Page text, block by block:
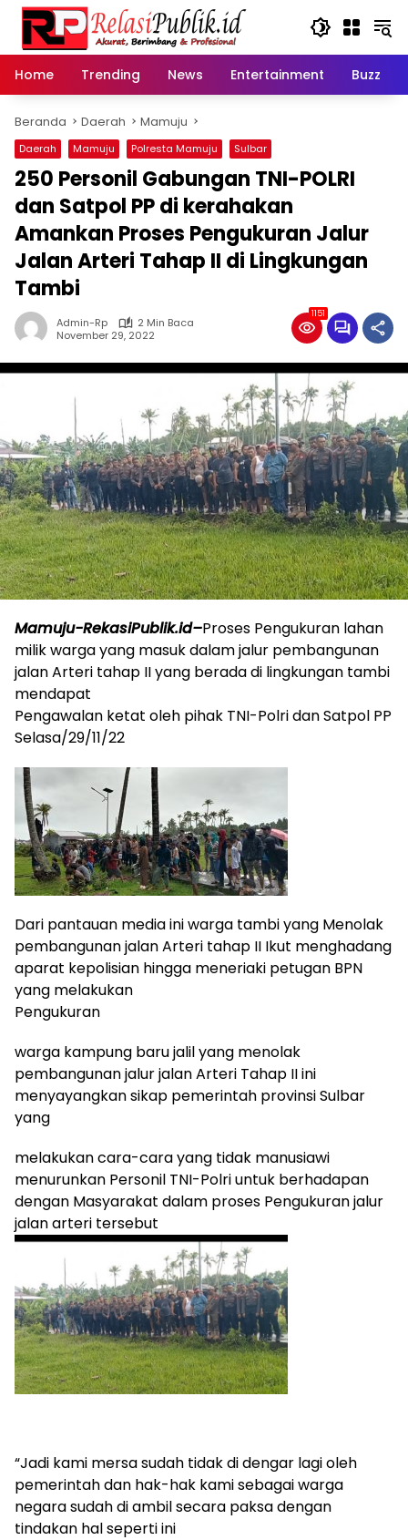
Langsung
konten
Home
Trending News Entertainment Buzz
Beranda Daerah Mamuju
Daerah Mamuju Polresta Mamuju Sulbar
250 Personil Gabungan TNI-POLRI
dan Satpol PP di kerahakan
Amankan Proses Pengukuran Jalur
Jalan Arteri Tahap II di Lingkungan
Tambi
Admin-Rp
2 Min Baca
November 29, 2022
1151
Mamuju-RekasiPublik.id–Proses Pengukuran lahan
milik warga yang masuk dalam jalur pembangunan
jalan Arteri tahap II yang berada di lingkungan tambi
mendapat
Pengawalan ketat oleh pihak TNI-Polri dan Satpol PP
Selasa/29/11/22
Dari pantauan media ini warga tambi yang Menolak
pembangunan jalan Arteri tahap II Ikut menghadang
aparat kepolisian hingga meneriaki petugan BPN
yang melakukan
Pengukuran
warga kampung baru jalil yang menolak
pembangunan jalur jalan Arteri Tahap II ini
menyayangkan sikap pemerintah provinsi Sulbar
yang
melakukan cara-cara yang tidak manusiawi
menurunkan Personil TNI-Polri untuk berhadapan
dengan Masyarakat dalam proses Pengukuran jalur
jalan arteri tersebut
“Jadi kami mersa sudah tidak di dengar lagi oleh
pemerintah dan hak-hak kami sebagai warga
negara sudah di ambil secara paksa dengan
tindakan hal seperti ini